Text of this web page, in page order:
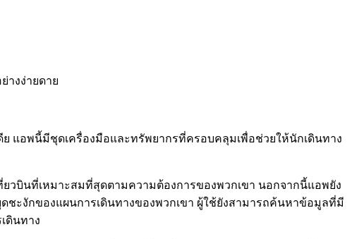
างง่ายดาย
แอพนี้มีชุดเครื่องมือและทรัพยากรที่ครอบคลุมเพื่อช่วยให้นักเดินทาง
วบินที่เหมาะสมที่สุดตามความต้องการของพวกเขา นอกจากนี้แอพยัง
ชะงักของแผนการเดินทางของพวกเขา ผู้ใช้ยังสามารถค้นหาข้อมูลที่มี
ดินทาง